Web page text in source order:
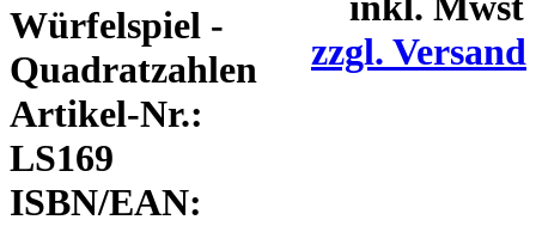
zzgl. Versand
Würfelspiel -
Quadratzahlen
Artikel-Nr.:
LS169
ISBN/EAN: